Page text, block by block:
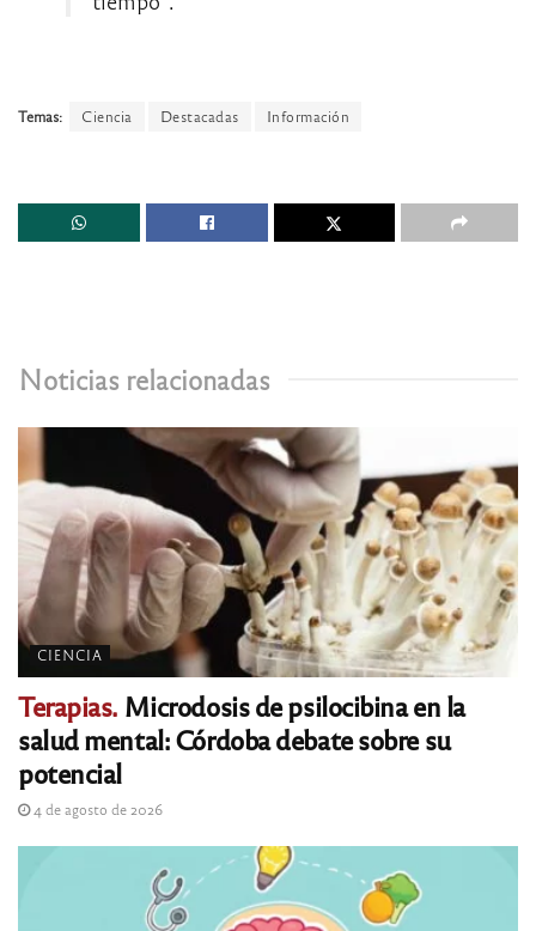
Temas: Ciencia Destacadas Información
Noticias relacionadas
CIENCIA
Terapias. Microdosis de psilocibina en la
salud mental: Córdoba debate sobre su
potencial
4 de agosto de 2026